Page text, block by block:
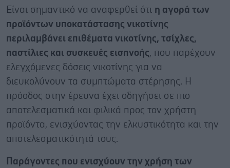
Είναι σημαντικό να αναφερθεί ότι η αγορά των
προϊόντων υποκατάστασης νικοτίνης
περιλαμβάνει επιθέματα νικοτίνης, τσίχλες,
παστίλιες και συσκευές εισπνοής, που παρέχουν
ελεγχόμενες δόσεις νικοτίνης για να
διευκολύνουν τα συμπτώματα στέρησης. Η
πρόοδος στην έρευνα έχει οδηγήσει σε πιο
αποτελεσματικά και φιλικά προς τον χρήστη
προϊόντα, ενισχύοντας την ελκυστικότητα και την
αποτελεσματικότητά τους.
Παράγοντες που ενισχύουν την χρήση των